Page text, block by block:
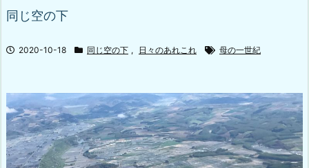
同じ空の下
2020-10-18 同じ空の下 , 日々のあれこれ 母の一世紀